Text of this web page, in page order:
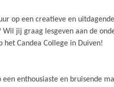
op een creatieve en
jij graag lesgeven aan de
het Candea College in Duiven!
een enthousiaste en bruisende